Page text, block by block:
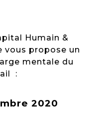
Humain &
vous propose un
mentale du
:
2020